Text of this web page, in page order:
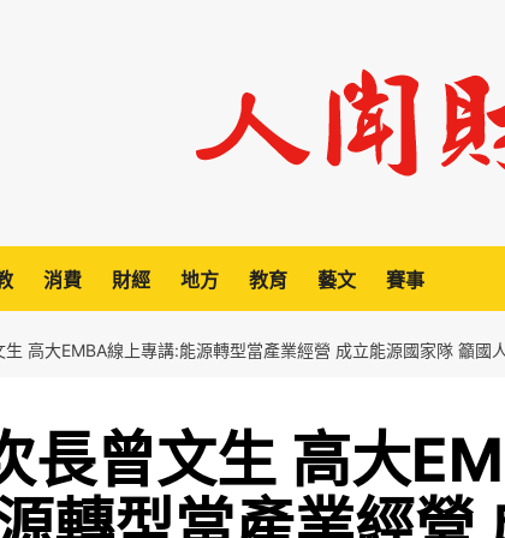
消費 財經 地方 教育 藝文 賽事
生 高大EMBA線上專講:能源轉型當產業經營 成立能源國家隊 籲國
長曾文生 高大